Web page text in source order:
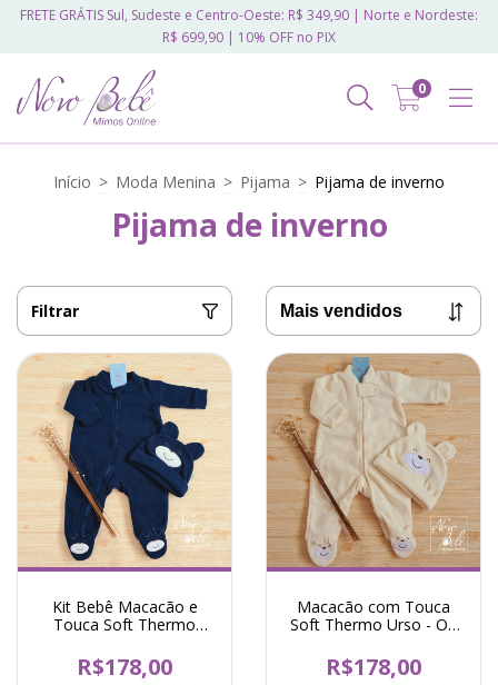
FRETE GRÁTIS Sul, Sudeste e Centro-Oeste: R$ 349,90 | Norte e Nordeste:
R$ 699,90 | 10% OFF no PIX
0
Início > Moda Menina > Pijama > Pijama de inverno
Pijama de inverno
Filtrar
Kit Bebê Macacão e
Touca Soft Thermo
R$178,00
Macacão com Touca
Soft Thermo Urso - Off
R$178,00